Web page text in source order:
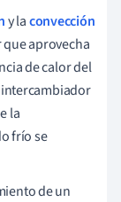
y laconvección
aprovecha
de calor del
la
frío se
de un